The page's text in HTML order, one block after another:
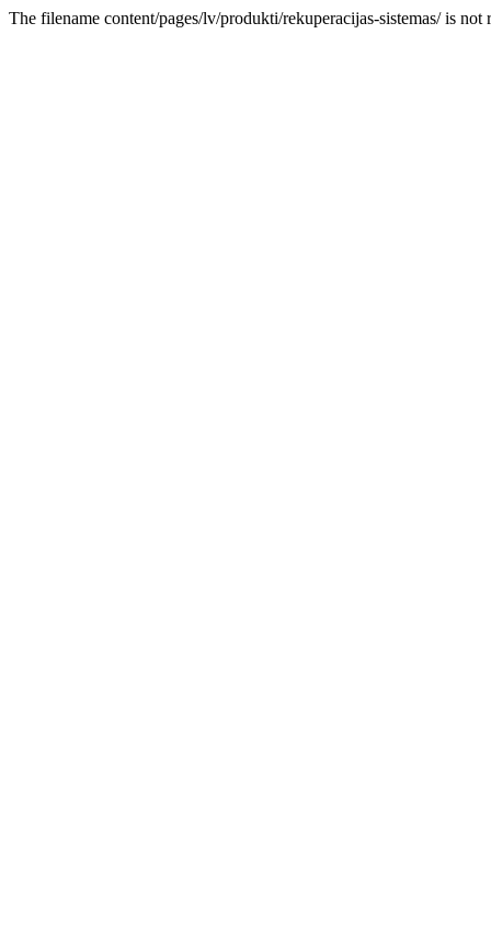
The filename content/pages/lv/produkti/rekuperacijas-sistemas/ is not